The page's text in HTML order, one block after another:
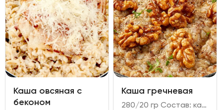
Каша овсяная с
беконом
Каша гречневая
280/20 гр Состав: каша гречневая на топленом молоке с грецким орехом.